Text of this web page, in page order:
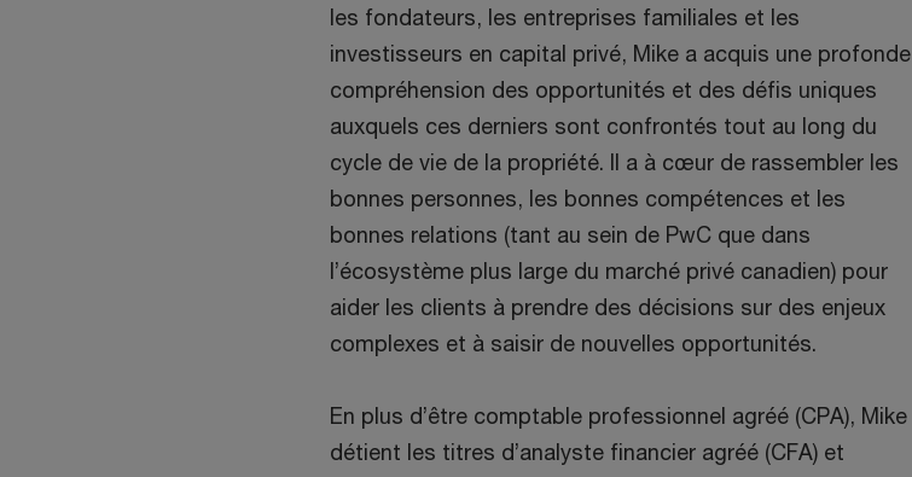
les fondateurs, les entreprises familiales et les
investisseurs en capital privé, Mike a acquis une profonde
compréhension des opportunités et des défis uniques
auxquels ces derniers sont confrontés tout au long du
cycle de vie de la propriété. Il a à cœur de rassembler les
bonnes personnes, les bonnes compétences et les
bonnes relations (tant au sein de PwC que dans
l’écosystème plus large du marché privé canadien) pour
aider les clients à prendre des décisions sur des enjeux
complexes et à saisir de nouvelles opportunités.
En plus d’être comptable professionnel agréé (CPA), Mike
détient les titres d’analyste financier agréé (CFA) et